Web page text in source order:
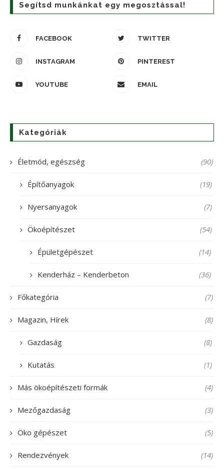
Segítsd munkánkat egy megosztással!
FACEBOOK TWITTER
INSTAGRAM PINTEREST
YOUTUBE EMAIL
Kategóriák
Életmód, egészség (90)
Építőanyagok (19)
Nyersanyagok (7)
Ökoépítészet (54)
Épületgépészet (14)
Kenderház – Kenderbeton (36)
Főkategória (7)
Magazin, Hírek (8)
Gazdaság (8)
Kutatás (1)
Más ökoépítészeti formák (4)
Mezőgazdaság (3)
Öko gépészet (5)
Rendezvények (14)